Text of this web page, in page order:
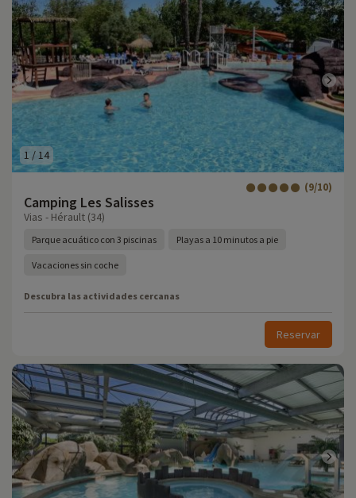
1 /14
Camping Les Salisses
(9/10)
Vias - Hérault (34)
Parque acuático con 3 piscinas Playas a 10 minutos a pie
Vacaciones sin coche
Descubra las actividades cercanas
Reservar